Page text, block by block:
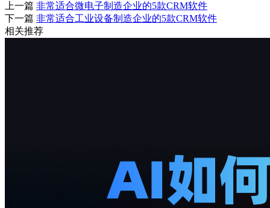
上一篇 非常适合微电子制造企业的5款CRM软件
下一篇 非常适合工业设备制造企业的5款CRM软件
相关推荐